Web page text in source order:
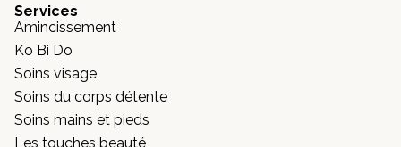
Services
Amincissement
Ko Bi Do
Soins visage
Soins du corps détente
Soins mains et pieds
Les touches beauté